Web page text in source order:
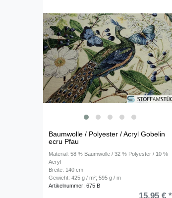
Baumwolle / Polyester / Acryl Gobelin
ecru Pfau
Material: 58 % Baumwolle / 32 % Polyester / 10 %
Acryl
Breite: 140 cm
Gewicht: 425 g / m²; 595 g / m
Artikelnummer: 675 B
15,95 € *